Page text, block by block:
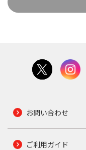
お問い合わせ
ご利用ガイド